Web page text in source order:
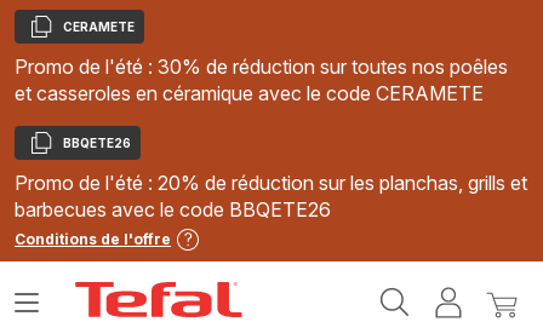
Copier
CERAMETE
Promo de l'été : 30% de réduction sur toutes nos poêles
et casseroles en céramique avec le code CERAMETE
Copier
BBQETE26
Promo de l'été : 20% de réduction sur les planchas, grills et
barbecues avec le code BBQETE26
Conditions de l'offre
MonMon
Ouvrir